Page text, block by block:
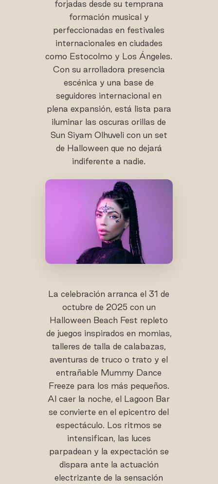
forjadas desde su temprana
formación musical y
perfeccionadas en festivales
internacionales en ciudades
como Estocolmo y Los Ángeles.
Con su arrolladora presencia
escénica y una base de
seguidores internacional en
plena expansión, está lista para
iluminar las oscuras orillas de
Sun Siyam Olhuveli con un set
de Halloween que no dejará
indiferente a nadie.
La celebración arranca el 31 de
octubre de 2025 con un
Halloween Beach Fest repleto
de juegos inspirados en momias,
talleres de talla de calabazas,
aventuras de truco o trato y el
entrañable Mummy Dance
Freeze para los más pequeños.
Al caer la noche, el Lagoon Bar
se convierte en el epicentro del
espectáculo. Los ritmos se
intensifican, las luces
parpadean y la expectación se
dispara ante la actuación
electrizante de la sensación